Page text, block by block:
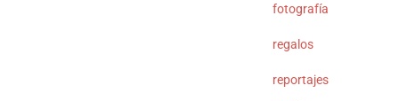
fotografía
regalos
reportajes